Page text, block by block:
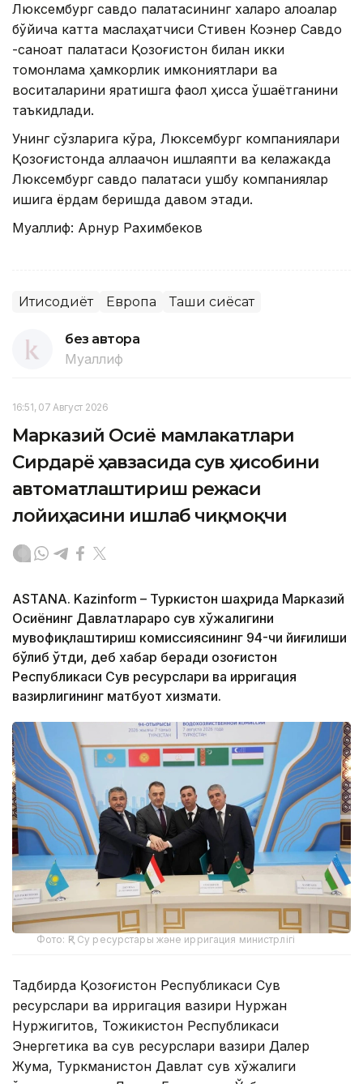
Люксембург савдо палатасининг халқаро алоқалар
бўйича катта маслаҳатчиси Стивен Коэнер Савдо
-саноат палатаси Қозоғистон билан икки
томонлама ҳамкорлик имкониятлари ва
воситаларини яратишга фаол ҳисса қўшаётганини
таъкидлади.
Унинг сўзларига кўра, Люксембург компаниялари
Қозоғистонда аллақачон ишлаяпти ва келажакда
Люксембург савдо палатаси ушбу компаниялар
ишига ёрдам беришда давом этади.
Муаллиф: Арнур Рахимбеков
Иқтисодиёт Европа Ташқи сиёсат
без автора
Муаллиф
16:51, 07 Август 2026
Марказий Осиё мамлакатлари
Сирдарё ҳавзасида сув ҳисобини
автоматлаштириш режаси
лойиҳасини ишлаб чиқмоқчи
ASTANA. Kazinform – Туркистон шаҳрида Марказий
Осиёнинг Давлатлараро сув хўжалигини
мувофиқлаштириш комиссиясининг 94-чи йиғилиши
бўлиб ўтди, деб хабар беради Қозоғистон
Республикаси Сув ресурслари ва ирригация
вазирлигининг матбуот хизмати.
Фото: ҚР Су ресурстары және ирригация министрлігі
Тадбирда Қозоғистон Республикаси Сув
ресурслари ва ирригация вазири Нуржан
Нуржигитов, Тожикистон Республикаси
Энергетика ва сув ресурслари вазири Далер
Жума, Туркманистон Давлат сув хўжалиги